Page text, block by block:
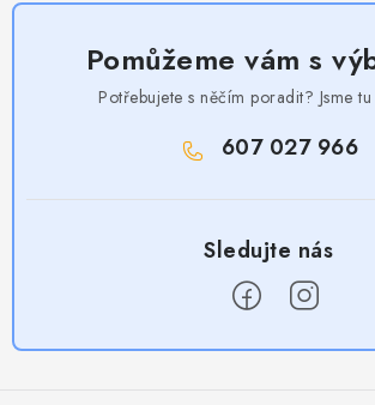
Pomůžeme vám s
Potřebujete s něčím poradit? Jsme
607 027 966